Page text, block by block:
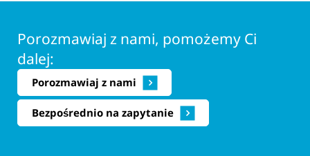
Porozmawiaj z nami, pomożemy Ci
dalej:
Porozmawiaj z nami
Bezpośrednio na zapytanie